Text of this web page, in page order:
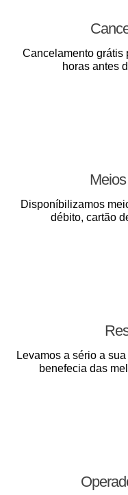
Cancelamento grátis
horas antes
Disponíbilizamos
débito, cartão
Levamos a sério a
benefecia das